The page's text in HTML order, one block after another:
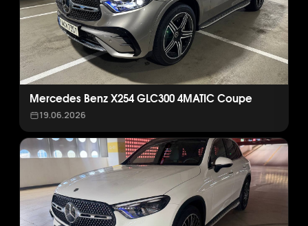
Mercedes Benz X254 GLC300 4MATIC Coupe
19.06.2026